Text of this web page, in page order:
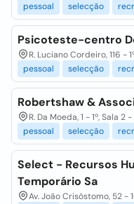
pessoal
selecção
Psicoteste-centro
R. Luciano Cordeiro, 116 -
pessoal
selecção
Robertshaw &
R. Da Moeda, 1 - 1º, Sala
pessoal
selecção
Select - Recursos
Temporário Sa
Av. João Crisóstomo, 52 -